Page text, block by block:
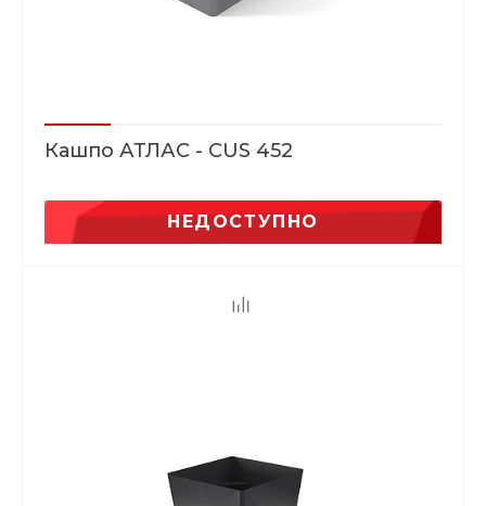
Кашпо АТЛАС - CUS 452
НЕДОСТУПНО